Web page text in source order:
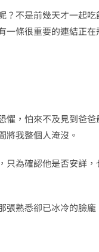
不是前幾天才一起
條很重要的連結正
，怕來不及見到爸
將我整個人淹沒。
只為確認他是否安詳
熟悉卻已冰冷的臉